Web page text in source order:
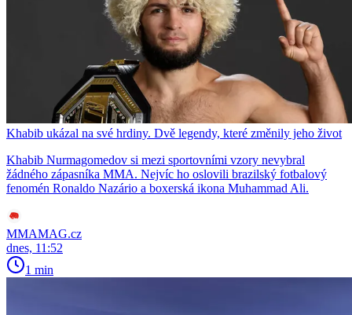
Khabib ukázal na své hrdiny. Dvě legendy, které změnily jeho život
Khabib Nurmagomedov si mezi sportovními vzory nevybral
žádného zápasníka MMA. Nejvíc ho oslovili brazilský fotbalový
fenomén Ronaldo Nazário a boxerská ikona Muhammad Ali.
MMAMAG.cz
dnes, 11:52
1 min